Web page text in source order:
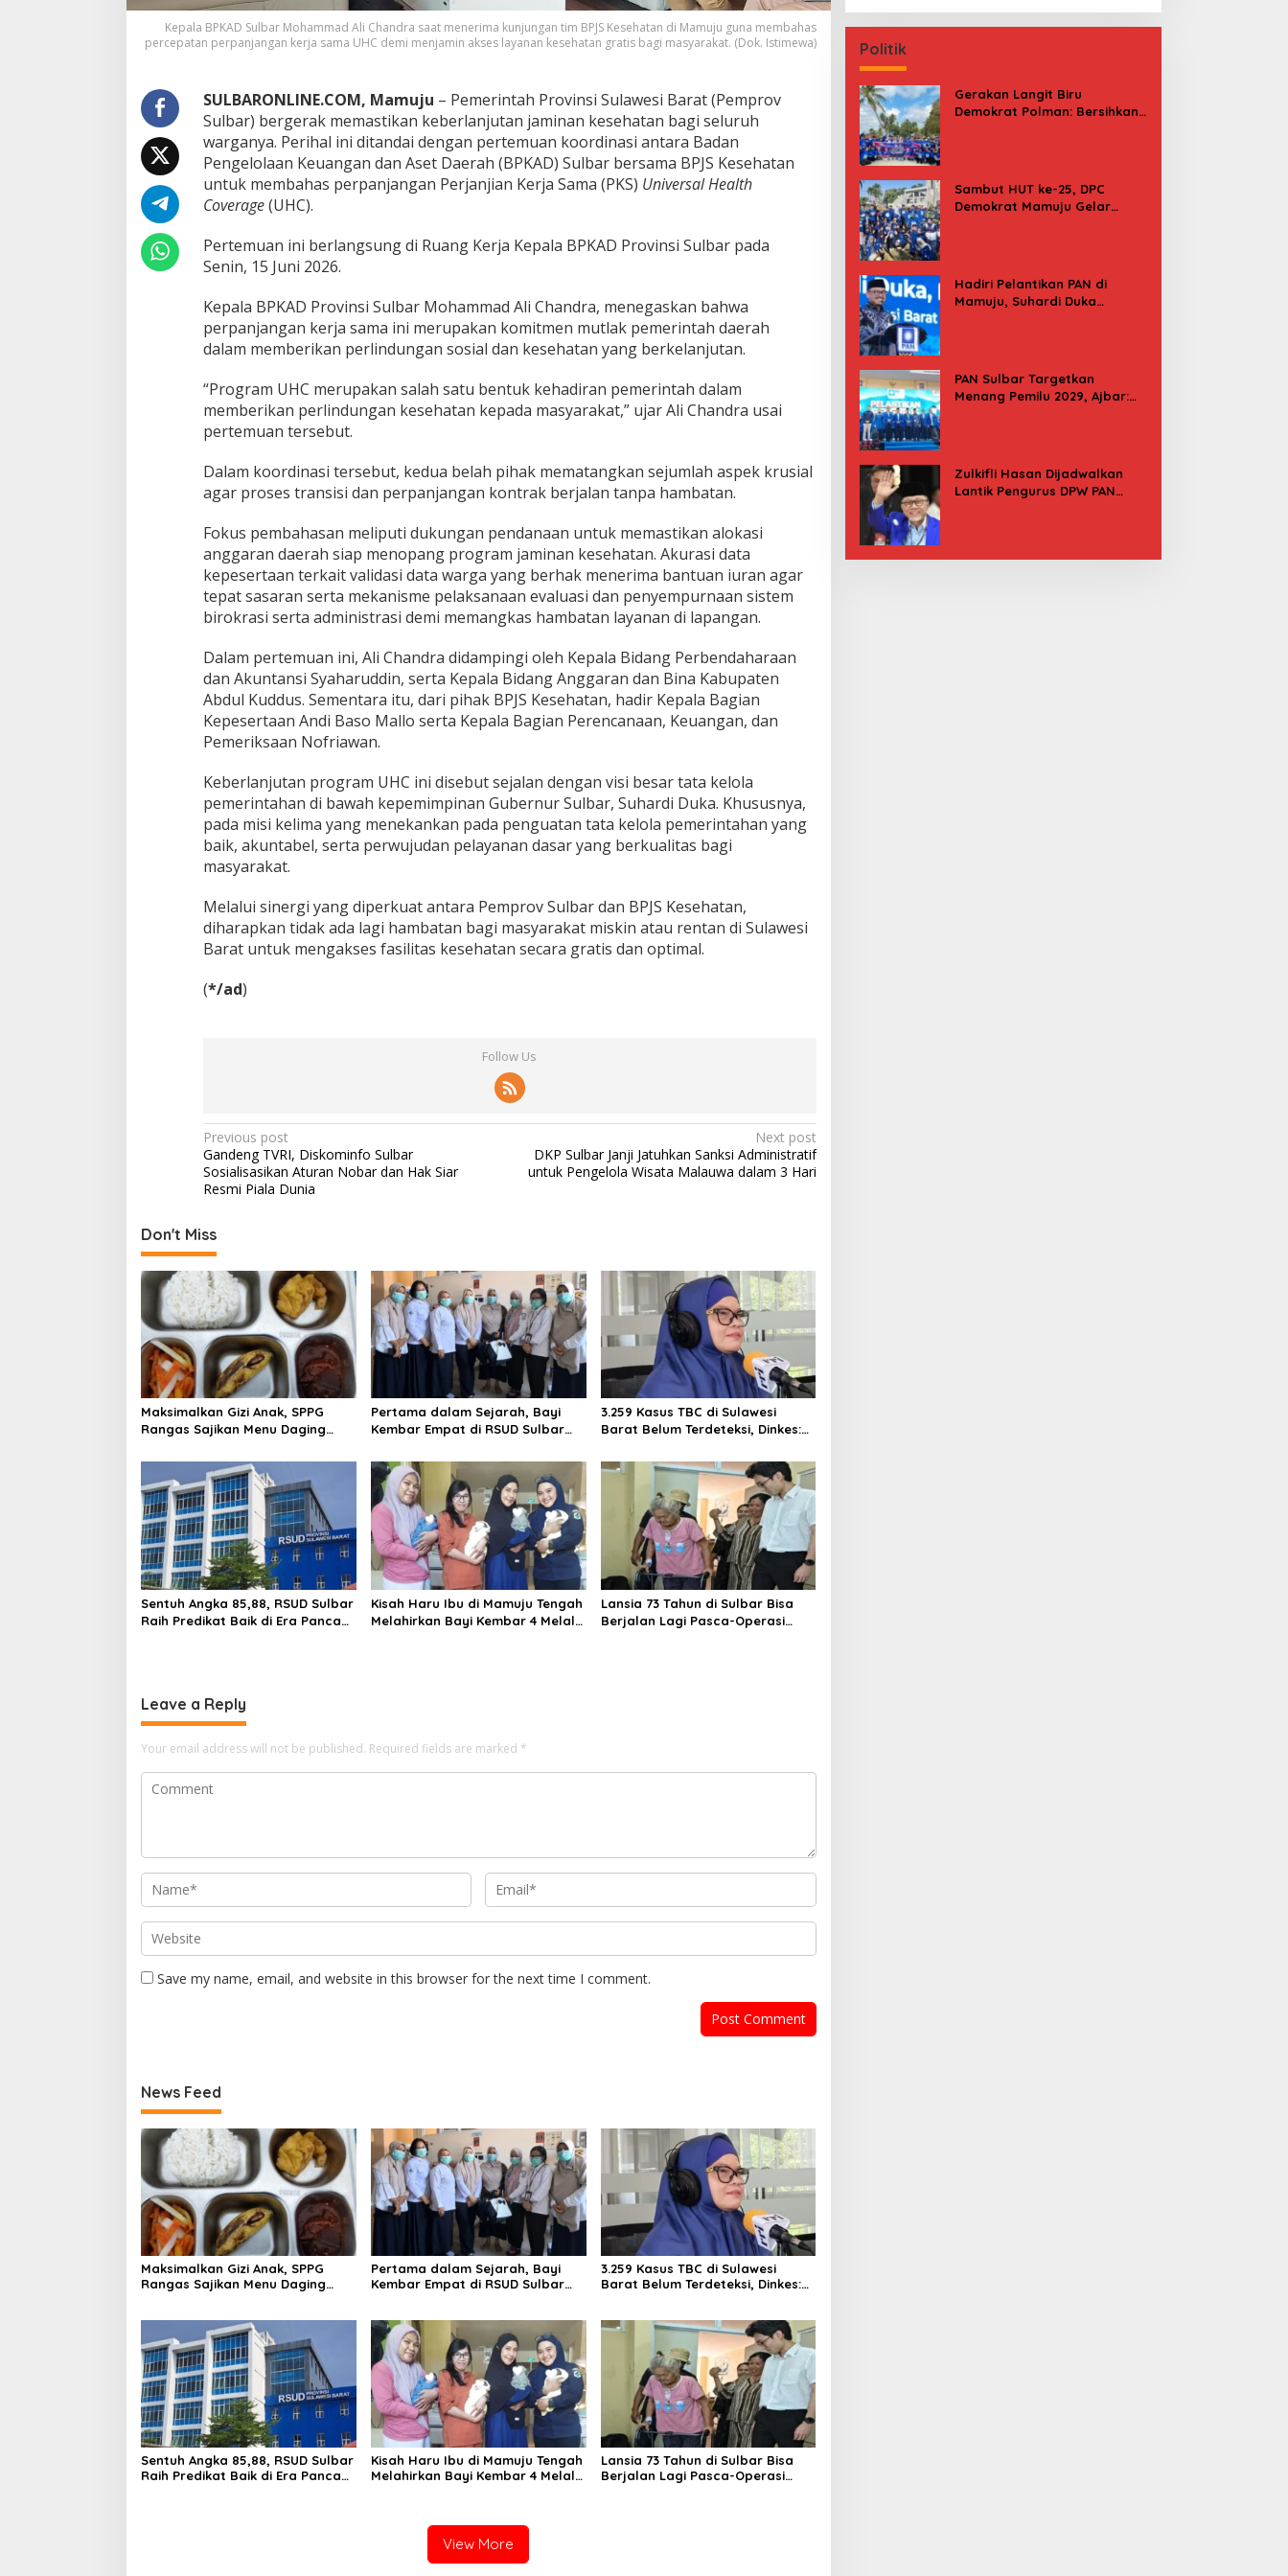
a
n
p
a
n
j
a
n
g
n
K
j
a
S
m
a
U
H
,
J
a
i
n
L
a
y
a
a
n
K
e
s
e
a
a
n
W
a
g
a
Kepala BPKAD Sulbar Mohammad Ali Chandra saat menerima kunjungan tim BPJS Kesehatan di Mamuju guna membahas
percepatan perpanjangan kerja sama UHC demi menjamin akses layanan kesehatan gratis bagi masyarakat. (Dok. Istimewa)
SULBARONLINE.COM, Mamuju – Pemerintah Provinsi Sulawesi Barat (Pemprov
Sulbar) bergerak memastikan keberlanjutan jaminan kesehatan bagi seluruh
warganya. Perihal ini ditandai dengan pertemuan koordinasi antara Badan
Pengelolaan Keuangan dan Aset Daerah (BPKAD) Sulbar bersama BPJS Kesehatan
untuk membahas perpanjangan Perjanjian Kerja Sama (PKS) Universal Health
Coverage(UHC).
Pertemuan ini berlangsung di Ruang Kerja Kepala BPKAD Provinsi Sulbar pada
Senin, 15 Juni 2026.
Kepala BPKAD Provinsi Sulbar Mohammad Ali Chandra, menegaskan bahwa
perpanjangan kerja sama ini merupakan komitmen mutlak pemerintah daerah
dalam memberikan perlindungan sosial dan kesehatan yang berkelanjutan.
“Program UHC merupakan salah satu bentuk kehadiran pemerintah dalam
memberikan perlindungan kesehatan kepada masyarakat,” ujar Ali Chandra usai
pertemuan tersebut.
Dalam koordinasi tersebut, kedua belah pihak mematangkan sejumlah aspek krusial
agar proses transisi dan perpanjangan kontrak berjalan tanpa hambatan.
Fokus pembahasan meliputi dukungan pendanaan untuk memastikan alokasi
anggaran daerah siap menopang program jaminan kesehatan. Akurasi data
kepesertaan terkait validasi data warga yang berhak menerima bantuan iuran agar
tepat sasaran serta mekanisme pelaksanaan evaluasi dan penyempurnaan sistem
birokrasi serta administrasi demi memangkas hambatan layanan di lapangan.
Dalam pertemuan ini, Ali Chandra didampingi oleh Kepala Bidang Perbendaharaan
dan Akuntansi Syaharuddin, serta Kepala Bidang Anggaran dan Bina Kabupaten
Abdul Kuddus. Sementara itu, dari pihak BPJS Kesehatan, hadir Kepala Bagian
Kepesertaan Andi Baso Mallo serta Kepala Bagian Perencanaan, Keuangan, dan
Pemeriksaan Nofriawan.
Keberlanjutan program UHC ini disebut sejalan dengan visi besar tata kelola
pemerintahan di bawah kepemimpinan Gubernur Sulbar, Suhardi Duka. Khususnya,
pada misi kelima yang menekankan pada penguatan tata kelola pemerintahan yang
baik, akuntabel, serta perwujudan pelayanan dasar yang berkualitas bagi
masyarakat.
Melalui sinergi yang diperkuat antara Pemprov Sulbar dan BPJS Kesehatan,
diharapkan tidak ada lagi hambatan bagi masyarakat miskin atau rentan di Sulawesi
Barat untuk mengakses fasilitas kesehatan secara gratis dan optimal.
(*/ad)
Follow Us
P
o
s
n
a
v
i
g
a
t
i
o
n
Previous post
Gandeng TVRI, Diskominfo Sulbar
Sosialisasikan Aturan Nobar dan Hak Siar
Resmi Piala Dunia
Next post
DKP Sulbar Janji Jatuhkan Sanksi Administratif
untuk Pengelola Wisata Malauwa dalam 3 Hari
Don't Miss
Maksimalkan Gizi Anak, SPPG
Rangas Sajikan Menu Daging
Pertama dalam Sejarah, Bayi
Kembar Empat di RSUD Sulbar
Kondisi Sehat
3.259 Kasus TBC di Sulawesi
Barat Belum Terdeteksi, Dinkes:
Sentuh Angka 85,88, RSUD Sulbar
Raih Predikat Baik di Era Panca
Kisah Haru Ibu di Mamuju Tengah
Melahirkan Bayi Kembar 4 Melalui
Lansia 73 Tahun di Sulbar Bisa
Berjalan Lagi Pasca-Operasi
Leave a Reply
Your email address will not be published. Required fields are marked *
Save my name, email, and website in this browser for the next time I comment.
News Feed
Maksimalkan Gizi Anak, SPPG
Rangas Sajikan Menu Daging
Pertama dalam Sejarah, Bayi
Kembar Empat di RSUD Sulbar
3.259 Kasus TBC di Sulawesi
Barat Belum Terdeteksi, Dinkes:
Sentuh Angka 85,88, RSUD Sulbar
Raih Predikat Baik di Era Panca
Kisah Haru Ibu di Mamuju Tengah
Melahirkan Bayi Kembar 4 Melalui
Lansia 73 Tahun di Sulbar Bisa
Berjalan Lagi Pasca-Operasi
View More
Politik
Gerakan Langit Biru
Demokrat Polman: Bersihkan
Sambut HUT ke-25, DPC
Demokrat Mamuju Gelar
Hadiri Pelantikan PAN di
Mamuju, Suhardi Duka
PAN Sulbar Targetkan
Menang Pemilu 2029, Ajbar:
Zulkifli Hasan Dijadwalkan
Lantik Pengurus DPW PAN